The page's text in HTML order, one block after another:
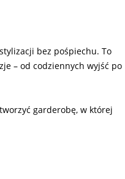
bez pośpiechu. To
– od codziennych wyjść po
garderobę, w której